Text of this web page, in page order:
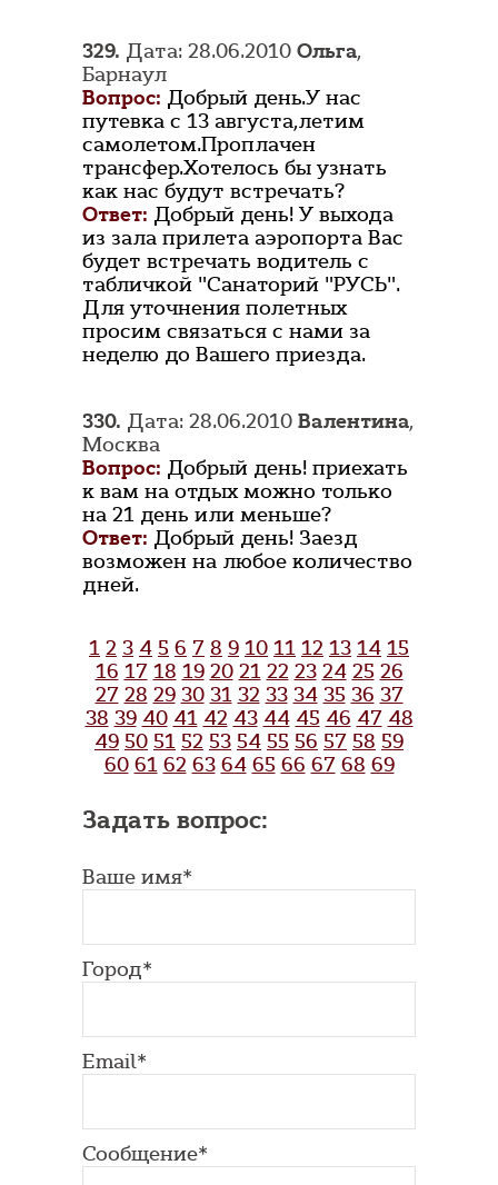
329. Дата: 28.06.2010 Ольга,
Барнаул
Вопрос: Добрый день.У нас
путевка с 13 августа,летим
самолетом.Проплачен
трансфер.Хотелось бы узнать
как нас будут встречать?
Ответ: Добрый день! У выхода
из зала прилета аэропорта Вас
будет встречать водитель с
табличкой "Санаторий "РУСЬ".
Для уточнения полетных
просим связаться с нами за
неделю до Вашего приезда.
330. Дата: 28.06.2010 Валентина,
Москва
Вопрос: Добрый день! приехать
к вам на отдых можно только
на 21 день или меньше?
Ответ: Добрый день! Заезд
возможен на любое количество
дней.
1 2 3 4 5 6 7 8 9 10 11 12 13 14 15
16 17 18 19 20 21 22 23 24 25 26
27 28 29 30 31 32 33 34 35 36 37
38 39 40 41 42 43 44 45 46 47 48
49 50 51 52 53 54 55 56 57 58 59
60 61 62 63 64 65 66 67 68 69
Задать вопрос:
Ваше имя*
Город*
Email*
Сообщение*